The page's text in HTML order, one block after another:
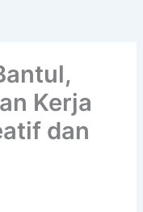
Kerja
dan